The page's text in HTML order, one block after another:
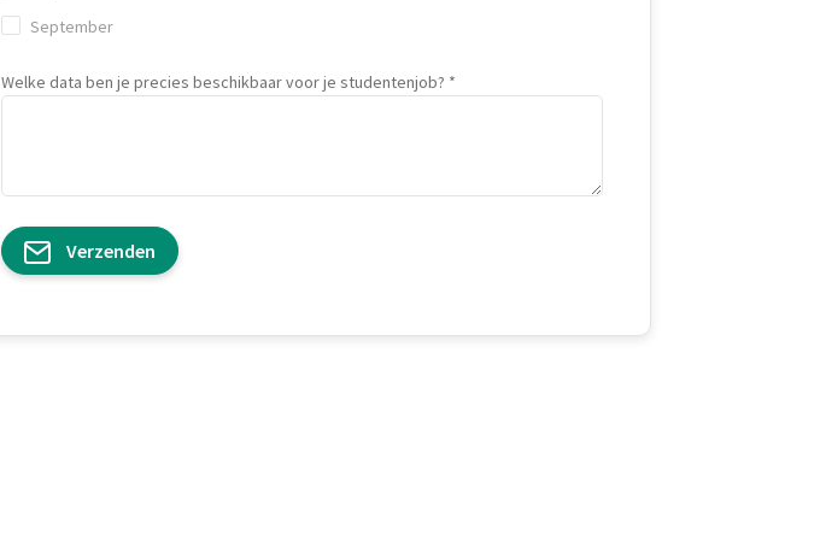
September
Welke data ben je precies beschikbaar voor je studentenjob?
Verzenden